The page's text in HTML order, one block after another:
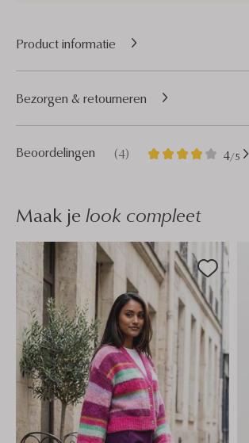
Product informatie
Beoordelingen (4) 4/5
4
4
Bezorgen & retourneren
Maak je look compleet